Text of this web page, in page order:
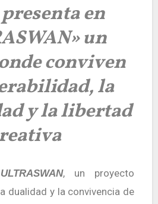
en
un
conviven
la
y la libertad
ULTRASWAN, un proyecto
dualidad y la convivencia de